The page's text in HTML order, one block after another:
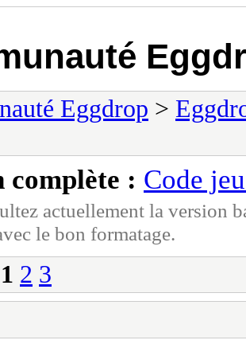
Eggdrop >
complète : Code
actuellement la version
le bon formatage.
1 2 3